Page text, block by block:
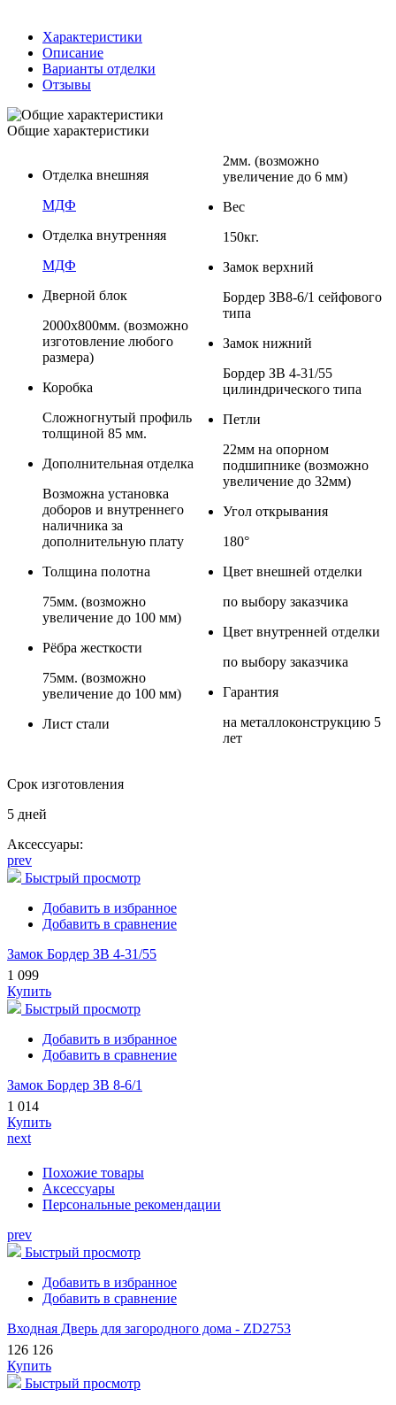
Характеристики
Описание
Варианты отделки
Отзывы
Общие характеристики
Отделка внешняя
МДФ
Отделка внутренняя
МДФ
Дверной блок
2000х800мм. (возможно
изготовление любого
размера)
Коробка
Сложногнутый профиль
толщиной 85 мм.
Дополнительная отделка
Возможна установка
доборов и внутреннего
наличника за
дополнительную плату
Толщина полотна
75мм. (возможно
увеличение до 100 мм)
Рёбра жесткости
75мм. (возможно
увеличение до 100 мм)
Лист стали
2мм. (возможно
увеличение до 6 мм)
Вес
150кг.
Замок верхний
Бордер ЗВ8-6/1 сейфового
типа
Замок нижний
Бордер ЗВ 4-31/55
цилиндрического типа
Петли
22мм на опорном
подшипнике (возможно
увеличение до 32мм)
Угол открывания
180°
Цвет внешней отделки
по выбору заказчика
Цвет внутренней отделки
по выбору заказчика
Гарантия
на металлоконструкцию 5
лет
Срок изготовления
5 дней
Аксессуары:
prev
Быстрый просмотр
Добавить в избранное
Добавить в сравнение
Замок Бордер ЗВ 4-31/55
1 099
Купить
Быстрый просмотр
Добавить в избранное
Добавить в сравнение
Замок Бордер ЗВ 8-6/1
1 014
Купить
next
Похожие товары
Аксессуары
Персональные рекомендации
prev
Быстрый просмотр
Добавить в избранное
Добавить в сравнение
Входная Дверь для загородного дома - ZD2753
126 126
Купить
Быстрый просмотр